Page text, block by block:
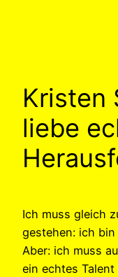
Kristen
liebe
Ich muss gleich
gestehen: ich
Aber: ich muss
ein echtes